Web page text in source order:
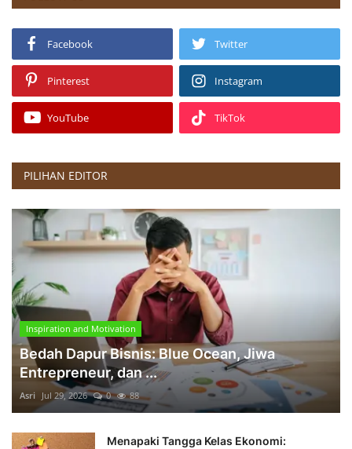
Facebook Twitter
Pinterest Instagram
YouTube TikTok
PILIHAN EDITOR
Inspiration and Motivation
Bedah Dapur Bisnis: Blue Ocean, Jiwa
Entrepreneur, dan ...
Asri Jul 29, 2026 0 88
Menapaki Tangga Kelas Ekonomi: